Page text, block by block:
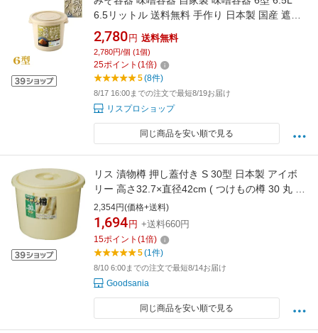
6.5リットル 送料無料 手作り 日本製 国産 遮光
色 シール蓋 醗酵 発酵 レシピ付き プラスチック
容器 保存容器 大豆 ミソ樽 糠漬け ぬか漬け 手
軽 浅漬け ピクルス 酢の物 おかず リス株式会社
2,780 円 送料無料
2,780円/個 (1個)
25ポイント (1倍)
5(8件)
8/17 16:00までの注文で最短8/19お届け
リスプロショップ
同じ商品を安い順で見る
リス 漬物樽 押し蓋付き S 30型 日本製 アイボ
リー 高さ32.7×直径42cm ( つけもの樽 30 丸 丸
型 りす 漬物 漬け物 つけもの 大根 だいこん 味
噌 梅 うめ 梅干し 白菜 )
2,354円(価格+送料)
1,694 円 +送料660円
15ポイント (1倍)
5(1件)
8/10 6:00までの注文で最短8/14お届け
Goodsania
同じ商品を安い順で見る